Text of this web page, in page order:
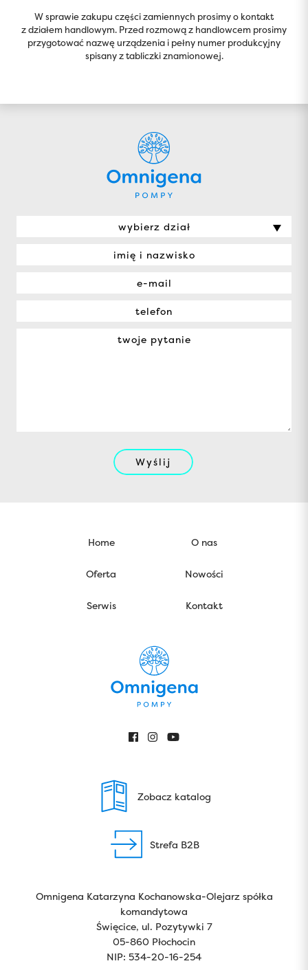
W sprawie zakupu części zamiennych prosimy o kontakt
z działem handlowym. Przed rozmową z handlowcem prosimy
przygotować nazwę urządzenia i pełny numer produkcyjny
spisany z tabliczki znamionowej.
wybierz dział
Wyślij
Home O nas
Oferta Nowości
Serwis Kontakt
Zobacz katalog
Strefa B2B
Omnigena Katarzyna Kochanowska-Olejarz spółka
komandytowa
Święcice, ul. Pozytywki 7
05-860 Płochocin
NIP: 534-20-16-254